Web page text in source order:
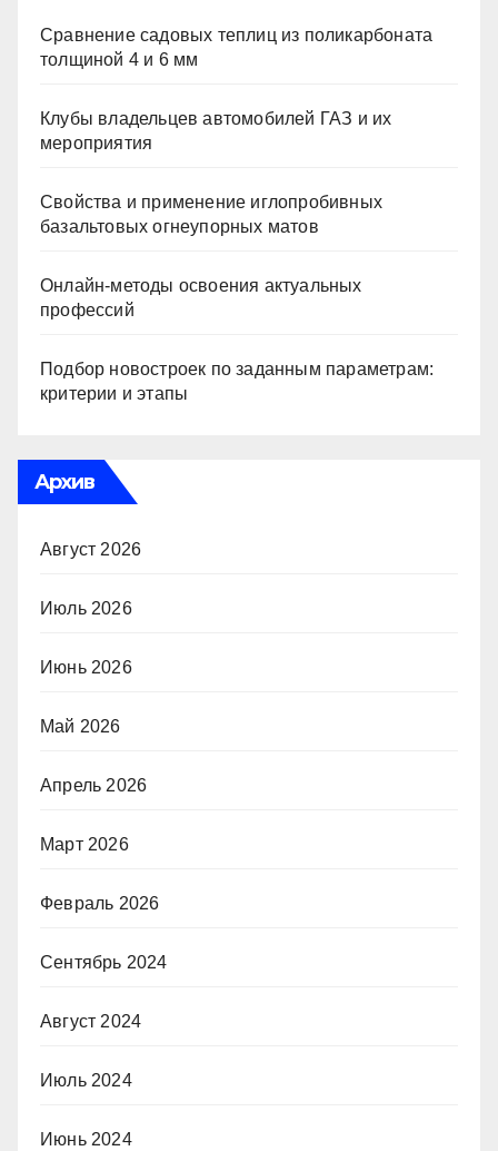
Сравнение садовых теплиц из поликарбоната
толщиной 4 и 6 мм
Клубы владельцев автомобилей ГАЗ и их
мероприятия
Свойства и применение иглопробивных
базальтовых огнеупорных матов
Онлайн-методы освоения актуальных
профессий
Подбор новостроек по заданным параметрам:
критерии и этапы
Архив
Август 2026
Июль 2026
Июнь 2026
Май 2026
Апрель 2026
Март 2026
Февраль 2026
Сентябрь 2024
Август 2024
Июль 2024
Июнь 2024